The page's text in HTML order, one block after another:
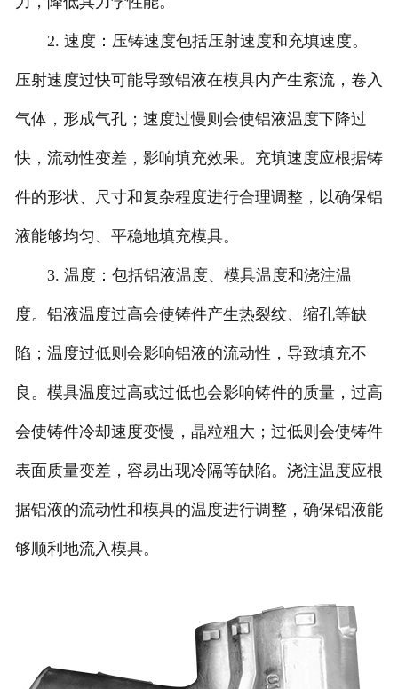
2. 速度：压铸速度包括压射速度和充填速度。
压射速度过快可能导致铝液在模具内产生紊流，卷入
气体，形成气孔；速度过慢则会使铝液温度下降过
快，流动性变差，影响填充效果。充填速度应根据铸
件的形状、尺寸和复杂程度进行合理调整，以确保铝
液能够均匀、平稳地填充模具。
3. 温度：包括铝液温度、模具温度和浇注温
度。铝液温度过高会使铸件产生热裂纹、缩孔等缺
陷；温度过低则会影响铝液的流动性，导致填充不
良。模具温度过高或过低也会影响铸件的质量，过高
会使铸件冷却速度变慢，晶粒粗大；过低则会使铸件
表面质量变差，容易出现冷隔等缺陷。浇注温度应根
据铝液的流动性和模具的温度进行调整，确保铝液能
够顺利地流入模具。